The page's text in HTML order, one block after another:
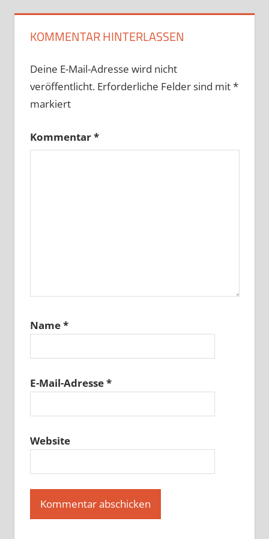
KOMMENTAR HINTERLASSEN
Deine E-Mail-Adresse wird nicht
veröffentlicht. Erforderliche Felder sind mit*
markiert
Kommentar*
Name*
E-Mail-Adresse*
Website